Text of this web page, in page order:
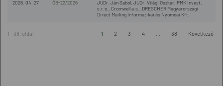
2026. 04. 27 ÖB-22/2026
JUDr. Ján Sabol, JUDr. Világi Oszkár, PMK Invest,
s.r.o., Cromwell a.s., DRESCHER Magyarországi
Direct Mailing Informatikai és Nyomdai Kft.
1 - 38. oldal 1 2 3 4 38 Következő